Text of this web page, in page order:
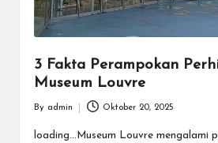
3 Fakta Perampokan
Museum Louvre
by
By admin Oktober 20, 2025
loading...Museum Louvre mengalami